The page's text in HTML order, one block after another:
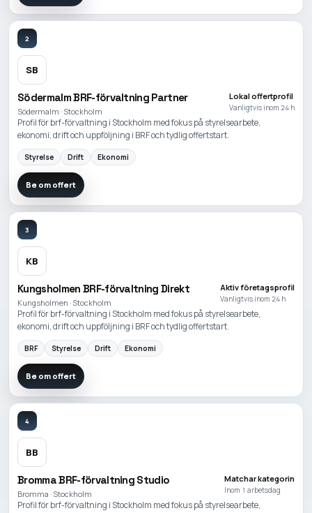
2
SB
Södermalm BRF-förvaltning Partner
Södermalm · Stockholm
Lokal offertprofil
Vanligtvis inom 24 h
Profil för brf-förvaltning i Stockholm med fokus på styrelsearbete,
ekonomi, drift och uppföljning i BRF och tydlig offertstart.
Styrelse Drift Ekonomi
Be om offert
3
KB
Kungsholmen BRF-förvaltning Direkt
Kungsholmen · Stockholm
Aktiv företagsprofil
Vanligtvis inom 24 h
Profil för brf-förvaltning i Stockholm med fokus på styrelsearbete,
ekonomi, drift och uppföljning i BRF och tydlig offertstart.
BRF Styrelse Drift Ekonomi
Be om offert
4
BB
Bromma BRF-förvaltning Studio
Bromma · Stockholm
Matchar kategorin
Inom 1 arbetsdag
Profil för brf-förvaltning i Stockholm med fokus på styrelsearbete,